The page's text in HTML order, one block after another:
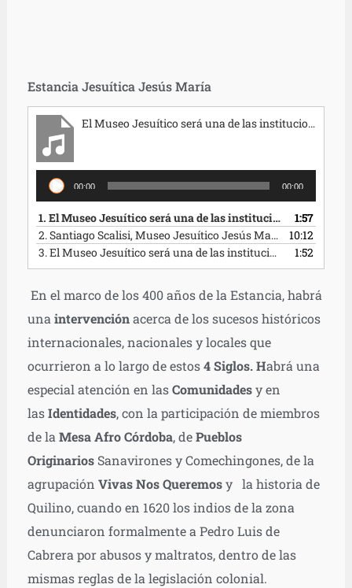
Estancia Jesuítica Jesús María
El Museo Jesuítico será una de las instituciones abiertas este viernes a la noche _ Apertura
Reproductor
audio
00:00 00:00
1. El Museo Jesuítico será una de las instituciones abiertas este viernes a la noche _ Apertura
1:57
2.Santiago Scalisi, Museo Jesuítico Jesús María
10:12
3.El Museo Jesuítico será una de las instituciones abiertas este viernes a la noche _ Cierre 1:52
En el marco de los 400 años de la Estancia, habrá
unaintervenciónacerca de los sucesos históricos
internacionales, nacionales y locales que
ocurrieron a lo largo de estos4 Siglos. Habrá una
especial atención en lasComunidadesy en
lasIdentidades, con la participación de miembros
de laMesa Afro Córdoba, dePueblos
OriginariosSanavirones y Comechingones, de la
agrupación Vivas Nos Queremosy la historia de
Quilino, cuando en 1620 los indios de la zona
denunciaron formalmente a Pedro Luis de
Cabrera por abusos y maltratos, dentro de las
mismas reglas de la legislación colonial.